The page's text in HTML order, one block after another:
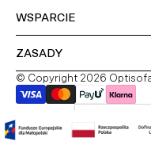
WSPARCIE
ZASADY
© Copyright 2026